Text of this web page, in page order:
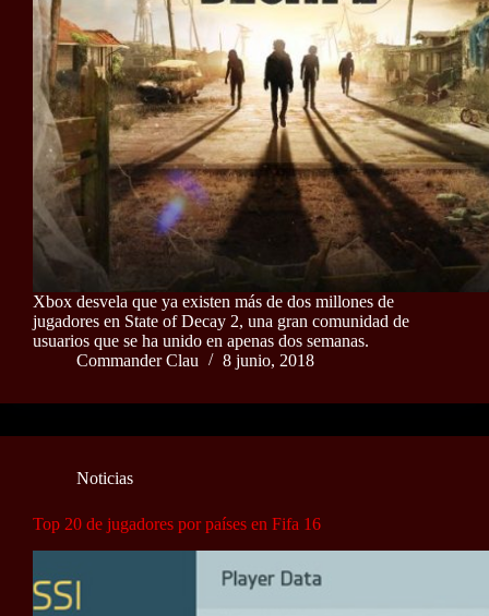
Xbox desvela que ya existen más de dos millones de
jugadores en State of Decay 2, una gran comunidad de
usuarios que se ha unido en apenas dos semanas.
Commander Clau
8 junio, 2018
Noticias
Top 20 de jugadores por países en Fifa 16